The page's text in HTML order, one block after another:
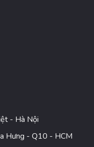
- Hà Nội
Hưng - Q10 - HCM